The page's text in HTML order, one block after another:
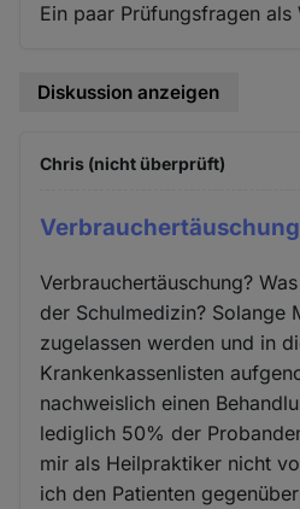
Ein paar Prüfungsfragen als
Diskussion anzeigen
Chris (nicht überprüft)
Verbrauchertäuschung?
der Schulmedizin? Solange
zugelassen werden und in
Krankenkassenlisten
nachweislich einen
lediglich 50% der
mir als Heilpraktiker nicht
ich den Patienten